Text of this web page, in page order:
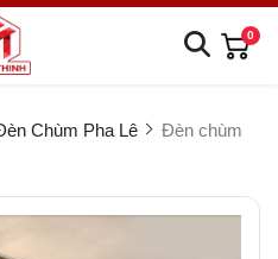
0
Chùm Pha Lê
Đèn chùm